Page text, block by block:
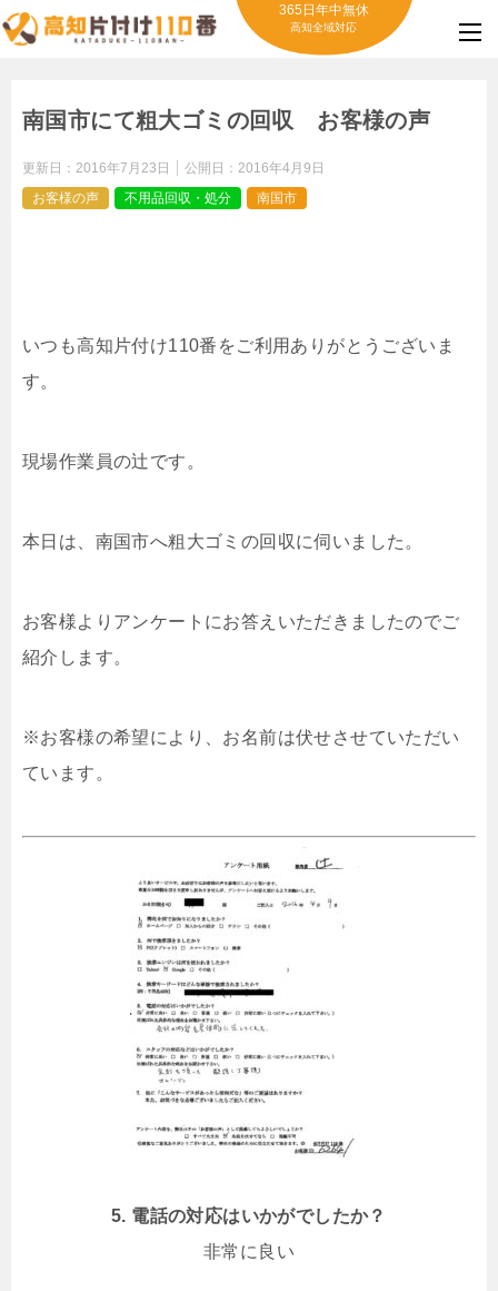
365日年中無休
高知全域対応
南国市にて粗大ゴミの回収 お客様の声
更新日： 2016年7月23日 公開日： 2016年4月9日
お客様の声
不用品回収・処分 南国市
いつも高知片付け110番をご利用ありがとうございま
す。
現場作業員の辻です。
本日は、南国市へ粗大ゴミの回収に伺いました。
お客様よりアンケートにお答えいただきましたのでご
紹介します。
※お客様の希望により、お名前は伏せさせていただい
ています。
5. 電話の対応はいかがでしたか？
非常に良い